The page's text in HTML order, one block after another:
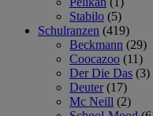
Stabilo (5)
Schulranzen (419)
Beckmann (29)
Coocazoo (11)
Der Die Das (3)
Deuter (17)
Mc Neill (2)